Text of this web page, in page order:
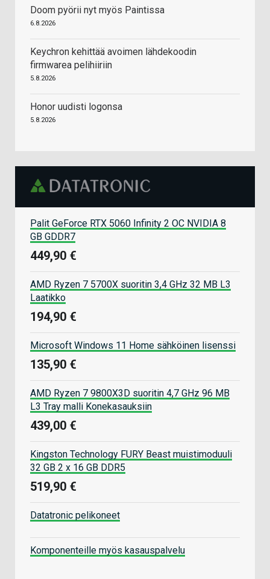
Doom pyörii nyt myös Paintissa
6.8.2026
Keychron kehittää avoimen lähdekoodin
firmwarea pelihiiriin
5.8.2026
Honor uudisti logonsa
5.8.2026
Palit GeForce RTX 5060 Infinity 2 OC NVIDIA 8
GB GDDR7
449,90 €
AMD Ryzen 7 5700X suoritin 3,4 GHz 32 MB L3
Laatikko
194,90 €
Microsoft Windows 11 Home sähköinen lisenssi
135,90 €
AMD Ryzen 7 9800X3D suoritin 4,7 GHz 96 MB
L3 Tray malli Konekasauksiin
439,00 €
Kingston Technology FURY Beast muistimoduuli
32 GB 2 x 16 GB DDR5
519,90 €
Datatronic pelikoneet
Komponenteille myös kasauspalvelu